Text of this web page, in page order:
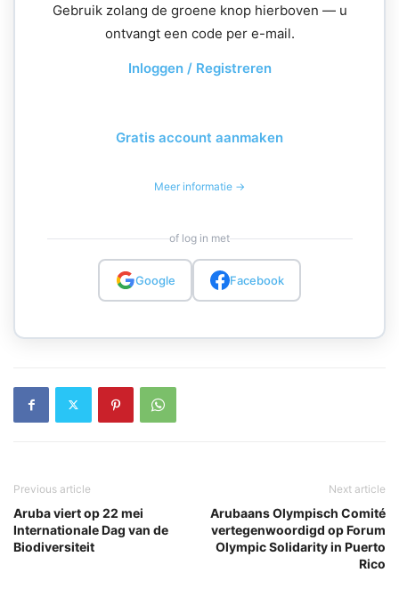
Gebruik zolang de groene knop hierboven — u
ontvangt een code per e-mail.
Inloggen / Registreren
Gratis account aanmaken
Meer informatie →
of log in met
Google Facebook
Previous article
Aruba viert op 22 mei
Internationale Dag van de
Biodiversiteit
Next article
Arubaans Olympisch Comité
vertegenwoordigd op Forum
Olympic Solidarity in Puerto
Rico